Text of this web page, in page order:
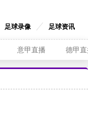
足球录像 足球资讯
意甲直播 德甲